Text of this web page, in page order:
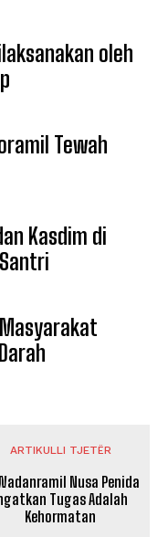
oleh
Tewah
Kasdim di
ARTIKULLI TJETËR